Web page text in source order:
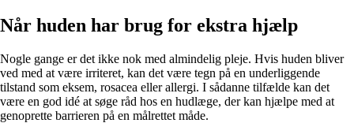
Når huden har brug for ekstra hjælp
Nogle gange er det ikke nok med almindelig pleje. Hvis huden bliver
ved med at være irriteret, kan det være tegn på en underliggende
tilstand som eksem, rosacea eller allergi. I sådanne tilfælde kan det
være en god idé at søge råd hos en hudlæge, der kan hjælpe med at
genoprette barrieren på en målrettet måde.